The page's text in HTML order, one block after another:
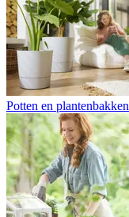
Potten en plantenbakken